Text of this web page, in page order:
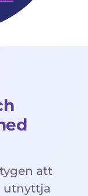
att
utnyttja